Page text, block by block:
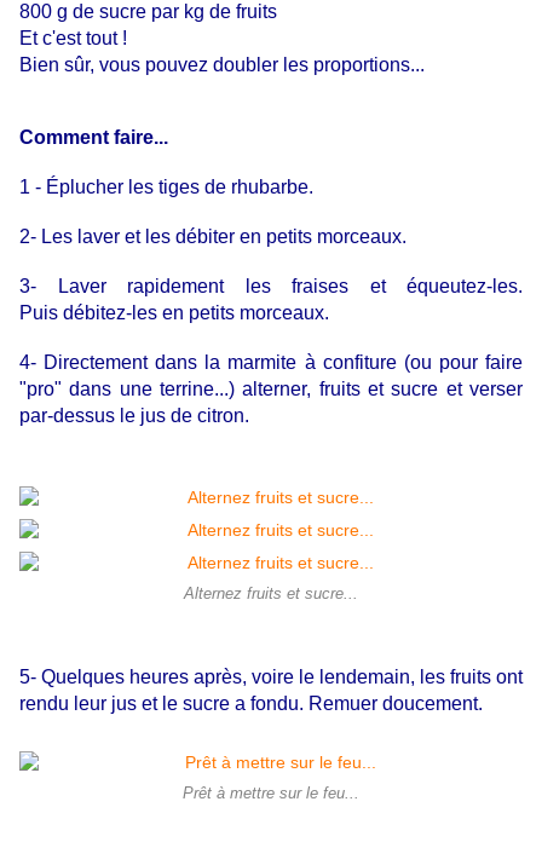
800 g de sucre par kg de fruits
Et c'est tout !
Bien sûr, vous pouvez doubler les proportions...
Comment faire...
1 - Éplucher les tiges de rhubarbe.
2- Les laver et les débiter en petits morceaux.
3- Laver rapidement les fraises et équeutez-les.
Puis débitez-les en petits morceaux.
4- Directement dans la marmite à confiture (ou pour faire
"pro" dans une terrine...) alterner, fruits et sucre et verser
par-dessus le jus de citron.
Alternez fruits et sucre...
5- Quelques heures après, voire le lendemain, les fruits ont
rendu leur jus et le sucre a fondu. Remuer doucement.
Prêt à mettre sur le feu...